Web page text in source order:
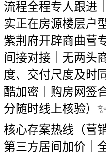
流程全程专人跟进
实正在房源楼层户
紫荆府开辟商曲营
间接对接｜无两头
度、交付尺度及时
酷加密｜购房网签
分随时线上核验）
核心存案热线（营
第三方居间加价｜